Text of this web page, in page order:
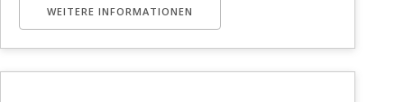
WEITERE INFORMATIONEN